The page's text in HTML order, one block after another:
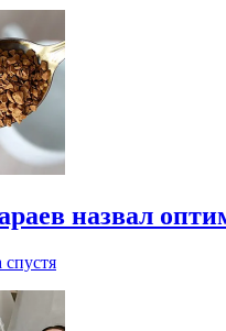
назвал
спустя